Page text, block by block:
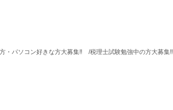
ソコン好きな方大募集‼ /税理士試験勉強中の方大募集‼